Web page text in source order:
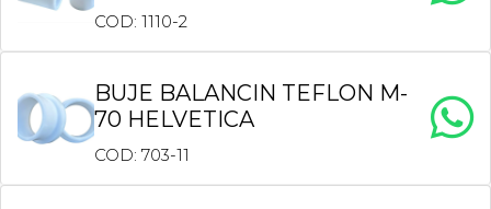
COD: 1110-2
BUJE BALANCIN TEFLON M-
70 HELVETICA
COD: 703-11